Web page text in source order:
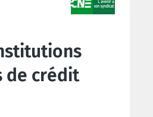
de crédit